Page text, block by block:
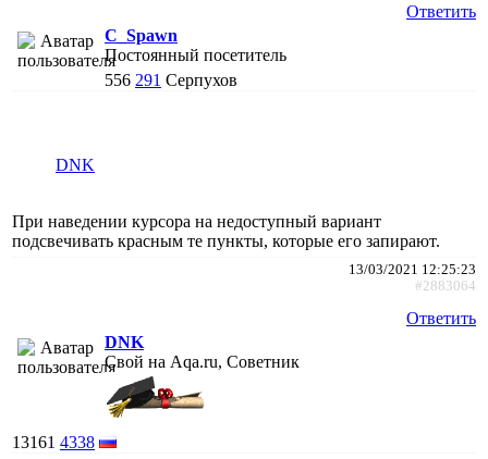
Ответить
C_Spawn
Постоянный посетитель
556 291 Серпухов
DNK
При наведении курсора на недоступный вариант
подсвечивать красным те пункты, которые его запирают.
13/03/2021 12:25:23
#2883064
Ответить
DNK
Свой на Aqa.ru, Советник
13161 4338